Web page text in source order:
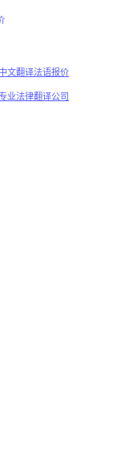
文翻译法语报价
业法律翻译公司